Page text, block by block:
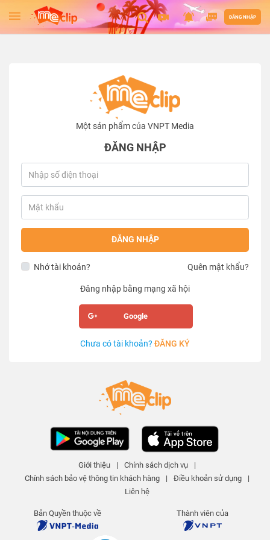
ĐĂNG NHẬP
Một sản phẩm của VNPT Media
ĐĂNG NHẬP
ĐĂNG NHẬP
Nhớ tài khoản? Quên mật khẩu?
Đăng nhập bằng mạng xã hội
Google
Chưa có tài khoản? ĐĂNG KÝ
Giới thiệu | Chính sách dịch vụ
|
Chính sách bảo vệ thông tin khách hàng
| Điều khoản sử dụng
|
Liên hệ
Bản Quyền thuộc về Thành viên của